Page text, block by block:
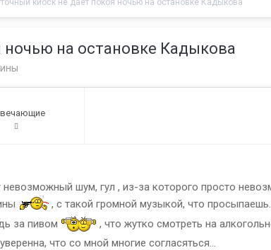
киоск не дает покоя ночью на остановке Кадыкова
ночью на остановке Кадыкова
шум, гул , из-за которого просто
, с такой громной музыкой, что
за пивом
, что жутко смотреть на
что со мной многие согласяться...